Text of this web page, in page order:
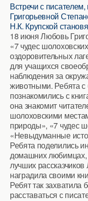
Встречи с
Григорьевной
Н.К. Крупской
18 июня Любовь
«7 чудес
оздоровительных
для учащихся
наблюдения за
животными. Ребята
познакомились с
она знакомит
шолоховскими
природы», «7 чудес
«Невыдуманные
Ребята поделились
домашних любимцах,
лучших
наградила своими
Ребят так захватила
расставаться с